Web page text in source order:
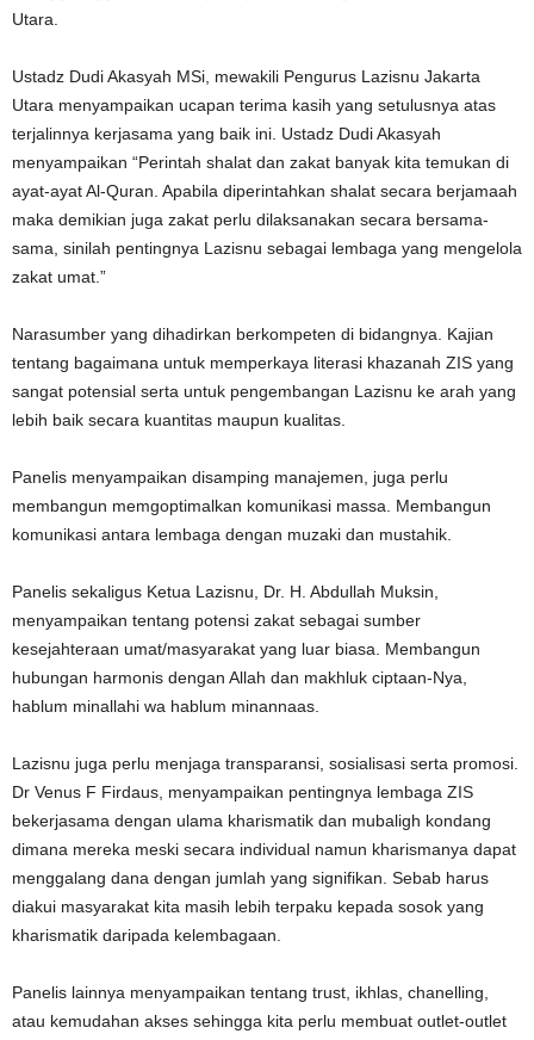
Utara.
Ustadz Dudi Akasyah MSi, mewakili Pengurus Lazisnu Jakarta
Utara menyampaikan ucapan terima kasih yang setulusnya atas
terjalinnya kerjasama yang baik ini. Ustadz Dudi Akasyah
menyampaikan “Perintah shalat dan zakat banyak kita temukan di
ayat-ayat Al-Quran. Apabila diperintahkan shalat secara berjamaah
maka demikian juga zakat perlu dilaksanakan secara bersama-
sama, sinilah pentingnya Lazisnu sebagai lembaga yang mengelola
zakat umat.”
Narasumber yang dihadirkan berkompeten di bidangnya. Kajian
tentang bagaimana untuk memperkaya literasi khazanah ZIS yang
sangat potensial serta untuk pengembangan Lazisnu ke arah yang
lebih baik secara kuantitas maupun kualitas.
Panelis menyampaikan disamping manajemen, juga perlu
membangun memgoptimalkan komunikasi massa. Membangun
komunikasi antara lembaga dengan muzaki dan mustahik.
Panelis sekaligus Ketua Lazisnu, Dr. H. Abdullah Muksin,
menyampaikan tentang potensi zakat sebagai sumber
kesejahteraan umat/masyarakat yang luar biasa. Membangun
hubungan harmonis dengan Allah dan makhluk ciptaan-Nya,
hablum minallahi wa hablum minannaas.
Lazisnu juga perlu menjaga transparansi, sosialisasi serta promosi.
Dr Venus F Firdaus, menyampaikan pentingnya lembaga ZIS
bekerjasama dengan ulama kharismatik dan mubaligh kondang
dimana mereka meski secara individual namun kharismanya dapat
menggalang dana dengan jumlah yang signifikan. Sebab harus
diakui masyarakat kita masih lebih terpaku kepada sosok yang
kharismatik daripada kelembagaan.
Panelis lainnya menyampaikan tentang trust, ikhlas, chanelling,
atau kemudahan akses sehingga kita perlu membuat outlet-outlet